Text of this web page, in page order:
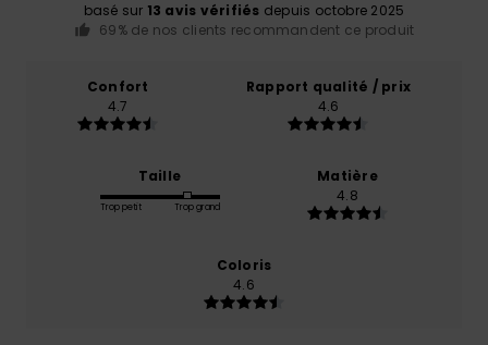
basé sur 13 avis vérifiés depuis octobre 2025
69% de nos clients recommandent ce produit
Confort
4.7
Rapport qualité / prix
4.6
Taille
Trop petit Trop grand
Matière
4.8
Coloris
4.6